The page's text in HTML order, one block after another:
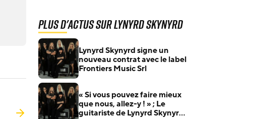
Plus d'actus sur Lynyrd Skynyrd
Lynyrd Skynyrd signe un
nouveau contrat avec le label
Frontiers Music Srl
« Si vous pouvez faire mieux
que nous, allez-y ! » ; Le
guitariste de Lynyrd Skynyrd